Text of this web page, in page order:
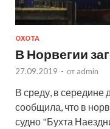
ОХОТА
В Норвегии
27.09.2019 - от admin
В среду, в середине
сообщила, что в
судно "Бухта